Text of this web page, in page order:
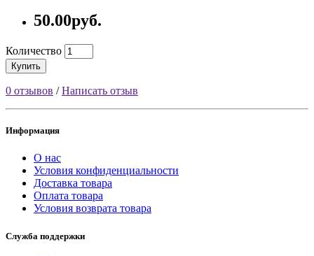
50.00руб.
Количество
Купить
0 отзывов /Написать отзыв
Информация
О нас
Условия конфиденциальности
Доставка товара
Оплата товара
Условия возврата товара
Служба поддержки